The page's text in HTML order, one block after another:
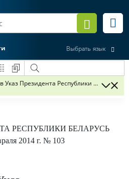
Выбрать язык
Президента Республики Беларусь
РЕСПУБЛИКИ БЕЛАРУСЬ
2014 г. № 103